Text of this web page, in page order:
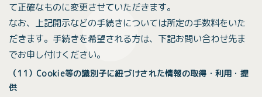
て正確なものに変更させていただきます。
なお、上記開示などの手続きについては所定の手数料をいた
だきます。手続きを希望される方は、下記お問い合わせ先ま
でお申し付けください。
（11）Cookie等の識別子に紐づけされた情報の取得・利用・提
供